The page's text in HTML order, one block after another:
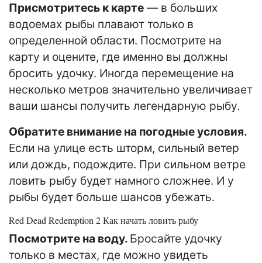
Присмотритесь к карте — в больших
водоемах рыбы плавают только в
определенной области. Посмотрите на
карту и оцените, где именно вы должны
бросить удочку. Иногда перемещение на
несколько метров значительно увеличивает
ваши шансы получить легендарную рыбу.
Обратите внимание на погодные условия.
Если на улице есть шторм, сильный ветер
или дождь, подождите. При сильном ветре
ловить рыбу будет намного сложнее. И у
рыбы будет больше шансов убежать.
Red Dead Redemption 2 Как начать ловить рыбу
Посмотрите на воду. Бросайте удочку
только в местах, где можно увидеть